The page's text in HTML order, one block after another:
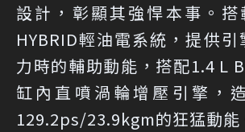
設計，彰顯其強悍本事。搭
HYBRID輕油電系統，提供
力時的輔助動能，搭配1.4 L
缸內直噴渦輪增壓引擎，
129.2ps/23.9kgm的狂猛動能